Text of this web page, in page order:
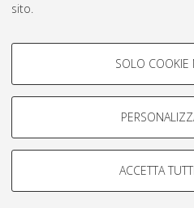
sito.
COOKIE DI PROFILAZIONE -
Si tratta di cookie utilizzati per
navigazione degli utenti, creare
Mostra cookie di profilazione
COOKIE TECNICI -
SOLO COOKIE
ACCETTA
Impostazioni Cookie
Informativa sulla privacy
Condizioni d’uso del sito